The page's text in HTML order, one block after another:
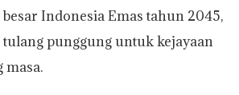
Indonesia Emas tahun 2045,
punggung untuk kejayaan
masa.